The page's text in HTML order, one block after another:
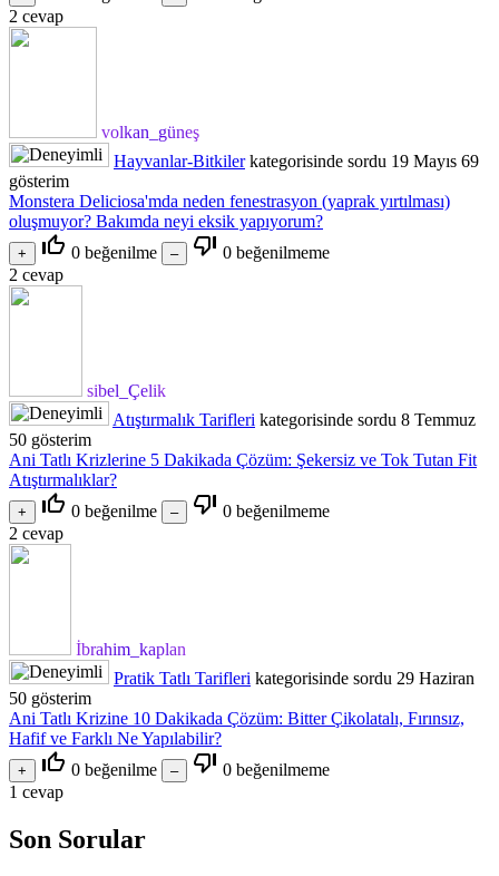
2 cevap
volkan_güneş
Hayvanlar-Bitkilerkategorisinde sordu 19 Mayıs 69
gösterim
Monstera Deliciosa'mda neden fenestrasyon (yaprak yırtılması)
oluşmuyor? Bakımda neyi eksik yapıyorum?
thumb_up_off_alt 0 beğenilme thumb_down_off_alt 0 beğenilmeme
2 cevap
sibel_Çelik
Atıştırmalık Tarifleri kategorisinde sordu 8 Temmuz
50 gösterim
Ani Tatlı Krizlerine 5 Dakikada Çözüm: Şekersiz ve Tok Tutan Fit
Atıştırmalıklar?
thumb_up_off_alt 0 beğenilme thumb_down_off_alt 0 beğenilmeme
2 cevap
İbrahim_kaplan
Pratik Tatlı Tarifleri kategorisinde sordu 29 Haziran
50 gösterim
Ani Tatlı Krizine 10 Dakikada Çözüm: Bitter Çikolatalı, Fırınsız,
Hafif ve Farklı Ne Yapılabilir?
thumb_up_off_alt 0 beğenilme thumb_down_off_alt 0 beğenilmeme
1 cevap
Son Sorular